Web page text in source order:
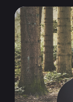
Mehr
lesen
über
TRANSPORT
Fahrrad-
Socke